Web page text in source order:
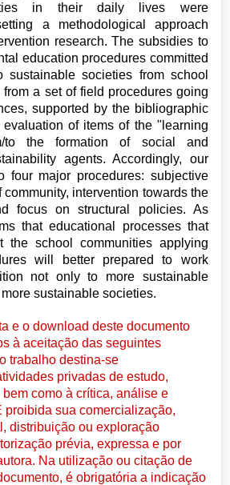
in their daily lives were
a methodological approach
research. The subsidies to
education procedures committed
sustainable societies from school
a set of field procedures going
supported by the bibliographic
of items of the "learning
to the formation of social and
agents. Accordingly, our
four major procedures: subjective
intervention towards the
focus on structural policies. As
that educational processes that
the school communities applying
will better prepared to work
not only to more sustainable
sustainable societies.
e o download deste documento
à aceitação das seguintes
trabalho destina-se
privadas de estudo,
como à crítica, análise e
proibida sua comercialização,
distribuição ou exploração
prévia, expressa e por
Na utilização ou citação de
é obrigatória a indicação